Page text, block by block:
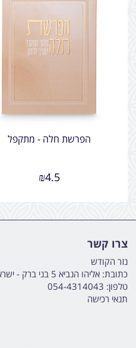
הפרשת חלה - מתקפל
₪4.5
צרו קשר
נזר הקודש
כתובת: אליהו הנביא 5 בני ברק - ישראל
טלפון: 054-4314043
תנאי רכישה